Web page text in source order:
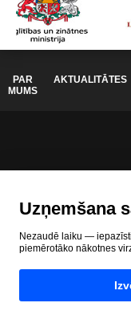
PAR
MUMS
AKTUALITĀTES
Uzņemšana
Nezaudē laiku —
piemērotāko nākotnes